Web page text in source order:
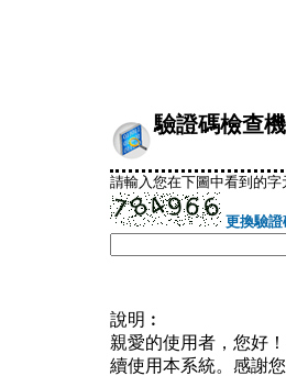
驗證碼檢查
請輸入您在下圖中看到的
更換驗證
說明︰
親愛的使用者，您好
續使用本系統。感謝您